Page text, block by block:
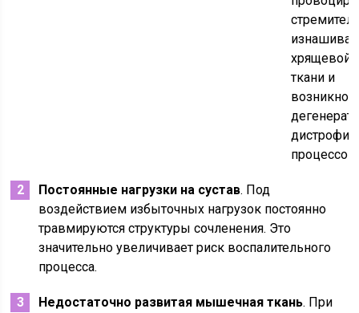
хрящевой
ткани и
процессов.
Постоянные нагрузки на сустав. Под
воздействием избыточных нагрузок постоянно
травмируются структуры сочленения. Это
значительно увеличивает риск воспалительного
процесса.
Недостаточно развитая мышечная ткань. При